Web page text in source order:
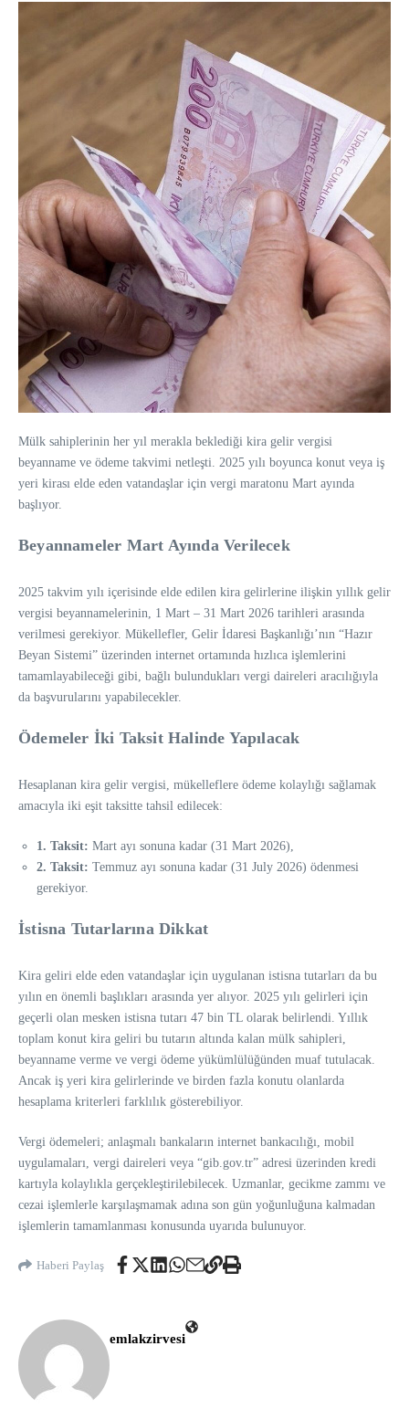
Mülk sahiplerinin her yıl merakla beklediği kira gelir vergisi
beyanname ve ödeme takvimi netleşti. 2025 yılı boyunca konut veya iş
yeri kirası elde eden vatandaşlar için vergi maratonu Mart ayında
başlıyor.
Beyannameler Mart Ayında Verilecek
2025 takvim yılı içerisinde elde edilen kira gelirlerine ilişkin yıllık gelir
vergisi beyannamelerinin, 1 Mart – 31 Mart 2026 tarihleri arasında
verilmesi gerekiyor. Mükellefler, Gelir İdaresi Başkanlığı’nın “Hazır
Beyan Sistemi” üzerinden internet ortamında hızlıca işlemlerini
tamamlayabileceği gibi, bağlı bulundukları vergi daireleri aracılığıyla
da başvurularını yapabilecekler.
Ödemeler İki Taksit Halinde Yapılacak
Hesaplanan kira gelir vergisi, mükelleflere ödeme kolaylığı sağlamak
amacıyla iki eşit taksitte tahsil edilecek:
1. Taksit: Mart ayı sonuna kadar (31 Mart 2026),
2. Taksit: Temmuz ayı sonuna kadar (31 July 2026) ödenmesi
gerekiyor.
İstisna Tutarlarına Dikkat
Kira geliri elde eden vatandaşlar için uygulanan istisna tutarları da bu
yılın en önemli başlıkları arasında yer alıyor. 2025 yılı gelirleri için
geçerli olan mesken istisna tutarı 47 bin TL olarak belirlendi. Yıllık
toplam konut kira geliri bu tutarın altında kalan mülk sahipleri,
beyanname verme ve vergi ödeme yükümlülüğünden muaf tutulacak.
Ancak iş yeri kira gelirlerinde ve birden fazla konutu olanlarda
hesaplama kriterleri farklılık gösterebiliyor.
Vergi ödemeleri; anlaşmalı bankaların internet bankacılığı, mobil
uygulamaları, vergi daireleri veya “gib.gov.tr” adresi üzerinden kredi
kartıyla kolaylıkla gerçekleştirilebilecek. Uzmanlar, gecikme zammı ve
cezai işlemlerle karşılaşmamak adına son gün yoğunluğuna kalmadan
işlemlerin tamamlanması konusunda uyarıda bulunuyor.
Haberi Paylaş
emlakzirvesi